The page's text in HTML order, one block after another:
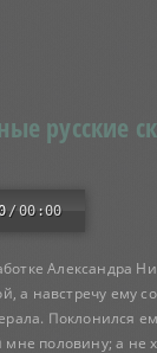
русские
/00:00
Александра
навстречу ему
Поклонился
половину; а